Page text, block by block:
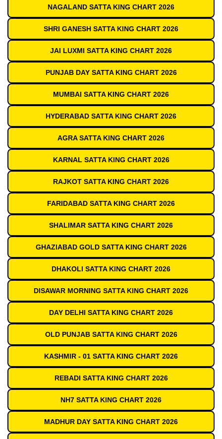
NAGALAND SATTA KING CHART 2026
SHRI GANESH SATTA KING CHART 2026
JAI LUXMI SATTA KING CHART 2026
PUNJAB DAY SATTA KING CHART 2026
MUMBAI SATTA KING CHART 2026
HYDERABAD SATTA KING CHART 2026
AGRA SATTA KING CHART 2026
KARNAL SATTA KING CHART 2026
RAJKOT SATTA KING CHART 2026
FARIDABAD SATTA KING CHART 2026
SHALIMAR SATTA KING CHART 2026
GHAZIABAD GOLD SATTA KING CHART 2026
DHAKOLI SATTA KING CHART 2026
DISAWAR MORNING SATTA KING CHART 2026
DAY DELHI SATTA KING CHART 2026
OLD PUNJAB SATTA KING CHART 2026
KASHMIR - 01 SATTA KING CHART 2026
REBADI SATTA KING CHART 2026
NH7 SATTA KING CHART 2026
MADHUR DAY SATTA KING CHART 2026